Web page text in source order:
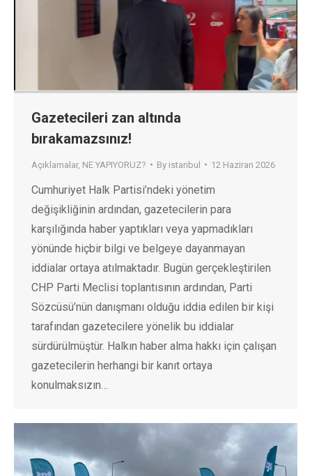
Gazetecileri zan altında
bırakamazsınız!
Açıklamalar, NE YAPIYORUZ? By istanbul 12 Haziran 2026
Cumhuriyet Halk Partisi’ndeki yönetim
değişikliğinin ardından, gazetecilerin para
karşılığında haber yaptıkları veya yapmadıkları
yönünde hiçbir bilgi ve belgeye dayanmayan
iddialar ortaya atılmaktadır. Bugün gerçekleştirilen
CHP Parti Meclisi toplantısının ardından, Parti
Sözcüsü’nün danışmanı olduğu iddia edilen bir kişi
tarafından gazetecilere yönelik bu iddialar
sürdürülmüştür. Halkın haber alma hakkı için çalışan
gazetecilerin herhangi bir kanıt ortaya
konulmaksızın…